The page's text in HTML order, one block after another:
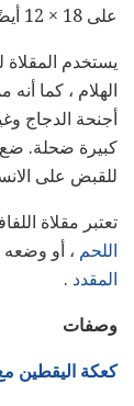
على 18 × 12 أيضًا وعاء نصف صفحة.
يستخدم
الهلام ، كما
أجنحة الدجاج
كبيرة ضحلة.
للقبض على
تعتبر مقلاة
اللحم ، أو وضعه
المقدد .
وصفات
كعكة اليقطين